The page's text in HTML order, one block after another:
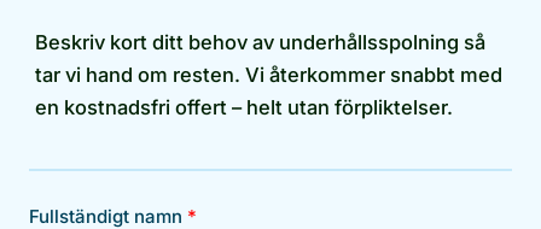
Beskriv kort ditt behov av underhållsspolning så
tar vi hand om resten. Vi återkommer snabbt med
en kostnadsfri offert – helt utan förpliktelser.
Fullständigt namn